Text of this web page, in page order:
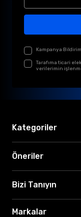
Kampanya
Tarafıma ticari
verilerimin
Kategoriler
Öneriler
Bizi Tanıyın
Markalar